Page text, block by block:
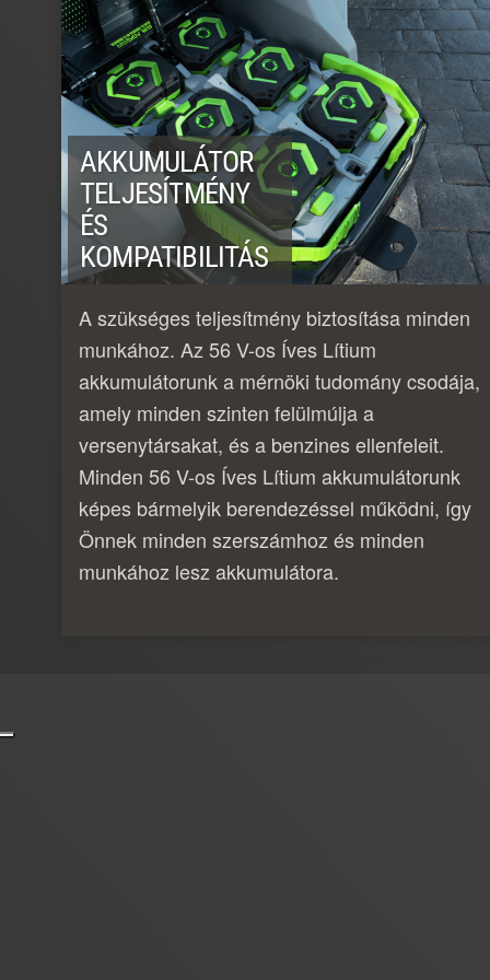
AKKUMULÁTOR
TELJESÍTMÉNY
ÉS
KOMPATIBILITÁS
A szükséges teljesítmény biztosítása minden
munkához. Az 56 V-os Íves Lítium
akkumulátorunk a mérnöki tudomány csodája,
amely minden szinten felülmúlja a
versenytársakat, és a benzines ellenfeleit.
Minden 56 V-os Íves Lítium akkumulátorunk
képes bármelyik berendezéssel működni, így
Önnek minden szerszámhoz és minden
munkához lesz akkumulátora.